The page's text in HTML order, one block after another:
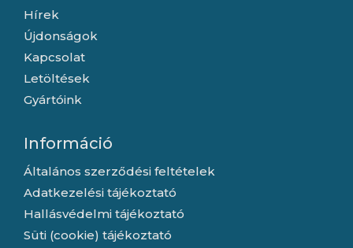
Hírek
Újdonságok
Kapcsolat
Letöltések
Gyártóink
Információ
Általános szerződési feltételek
Adatkezelési tájékoztató
Hallásvédelmi tájékoztató
Süti (cookie) tájékoztató